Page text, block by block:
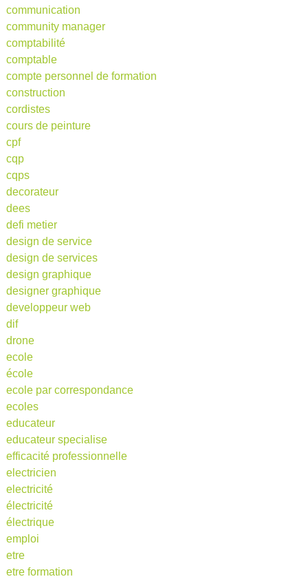
communication
community manager
comptabilité
comptable
compte personnel de formation
construction
cordistes
cours de peinture
cpf
cqp
cqps
decorateur
dees
defi metier
design de service
design de services
design graphique
designer graphique
developpeur web
dif
drone
ecole
école
ecole par correspondance
ecoles
educateur
educateur specialise
efficacité professionnelle
electricien
electricité
électricité
électrique
emploi
etre
etre formation